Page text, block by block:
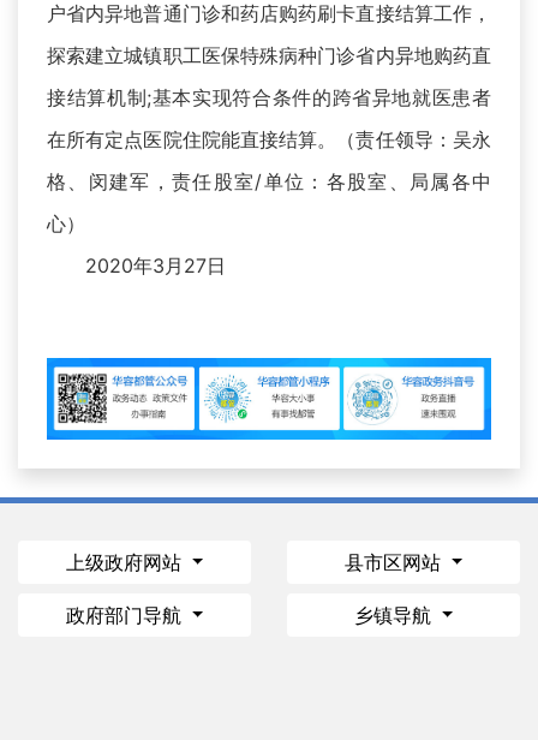
户省内异地普通门诊和药店购药刷卡直接结算工作，
探索建立城镇职工医保特殊病种门诊省内异地购药直
接结算机制;基本实现符合条件的跨省异地就医患者
在所有定点医院住院能直接结算。（责任领导：吴永
格、闵建军，责任股室/单位：各股室、局属各中
心）
2020年3月27日
上级政府网站 县市区网站
政府部门导航 乡镇导航